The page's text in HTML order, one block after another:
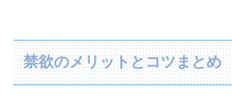
禁欲のメリットとコツまとめ